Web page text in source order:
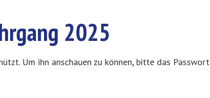
2025
Um ihn anschauen zu können, bitte das Passwort